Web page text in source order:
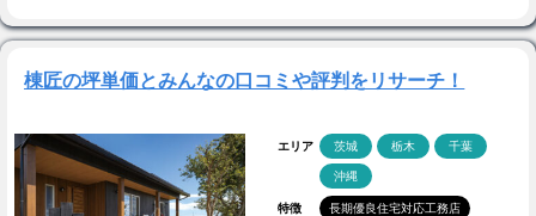
棟匠の坪単価とみんなの口コミや評判をリサーチ！
エリア 茨城 栃木 千葉
沖縄
特徴 長期優良住宅対応工務店